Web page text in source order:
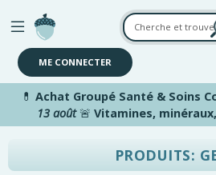
Aller au contenu principal
ME CONNECTER
💊 Achat Groupé Santé & Soins
13 août🚨 Vitamines,
PRODUITS: